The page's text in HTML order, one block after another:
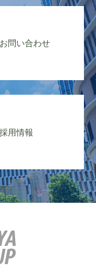
お問い合わせ
採用情報